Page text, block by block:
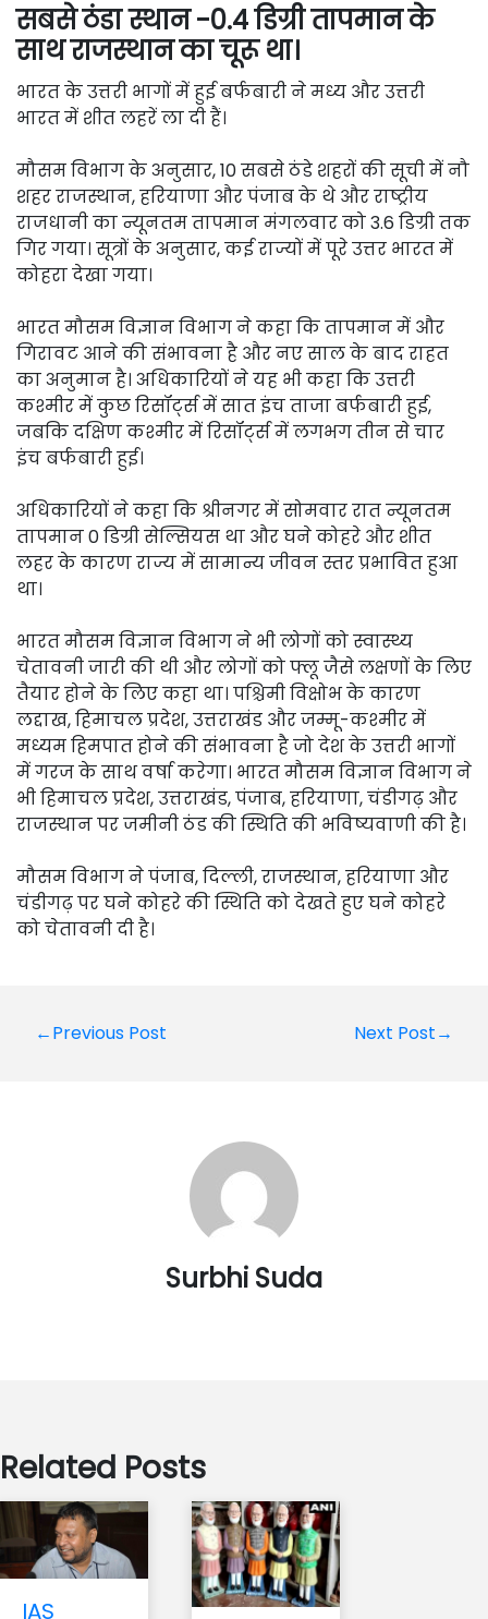
सबसे ठंडा स्थान -0.4 डिग्री तापमान के
साथ राजस्थान का चूरू था।
भारत के उत्तरी भागों में हुई बर्फबारी ने मध्य और उत्तरी
भारत में शीत लहरें ला दी हैं।
मौसम विभाग के अनुसार, 10 सबसे ठंडे शहरों की सूची में नौ
शहर राजस्थान, हरियाणा और पंजाब के थे और राष्ट्रीय
राजधानी का न्यूनतम तापमान मंगलवार को 3.6 डिग्री तक
गिर गया। सूत्रों के अनुसार, कई राज्यों में पूरे उत्तर भारत में
कोहरा देखा गया।
भारत मौसम विज्ञान विभाग ने कहा कि तापमान में और
गिरावट आने की संभावना है और नए साल के बाद राहत
का अनुमान है। अधिकारियों ने यह भी कहा कि उत्तरी
कश्मीर में कुछ रिसॉर्ट्स में सात इंच ताजा बर्फबारी हुई,
जबकि दक्षिण कश्मीर में रिसॉर्ट्स में लगभग तीन से चार
इंच बर्फबारी हुई।
अधिकारियों ने कहा कि श्रीनगर में सोमवार रात न्यूनतम
तापमान 0 डिग्री सेल्सियस था और घने कोहरे और शीत
लहर के कारण राज्य में सामान्य जीवन स्तर प्रभावित हुआ
था।
भारत मौसम विज्ञान विभाग ने भी लोगों को स्वास्थ्य
चेतावनी जारी की थी और लोगों को फ्लू जैसे लक्षणों के लिए
तैयार होने के लिए कहा था। पश्चिमी विक्षोभ के कारण
लद्दाख, हिमाचल प्रदेश, उत्तराखंड और जम्मू-कश्मीर में
मध्यम हिमपात होने की संभावना है जो देश के उत्तरी भागों
में गरज के साथ वर्षा करेगा। भारत मौसम विज्ञान विभाग ने
भी हिमाचल प्रदेश, उत्तराखंड, पंजाब, हरियाणा, चंडीगढ़ और
राजस्थान पर जमीनी ठंड की स्थिति की भविष्यवाणी की है।
मौसम विभाग ने पंजाब, दिल्ली, राजस्थान, हरियाणा और
चंडीगढ़ पर घने कोहरे की स्थिति को देखते हुए घने कोहरे
को चेतावनी दी है।
Post
←Previous Post Next Post→
Surbhi Suda
Related Posts
IAS